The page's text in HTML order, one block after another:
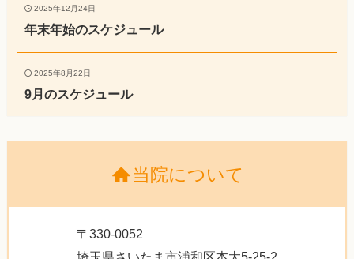
2025年12月24日
年末年始のスケジュール
2025年8月22日
9月のスケジュール
当院について
〒330-0052